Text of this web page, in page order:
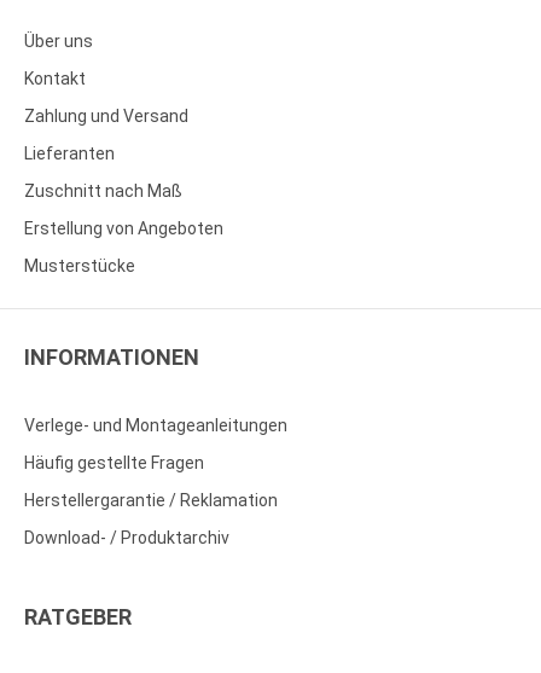
Über uns
Kontakt
Zahlung und Versand
Lieferanten
Zuschnitt nach Maß
Erstellung von Angeboten
Musterstücke
INFORMATIONEN
Verlege- und Montageanleitungen
Häufig gestellte Fragen
Herstellergarantie / Reklamation
Download- / Produktarchiv
RATGEBER